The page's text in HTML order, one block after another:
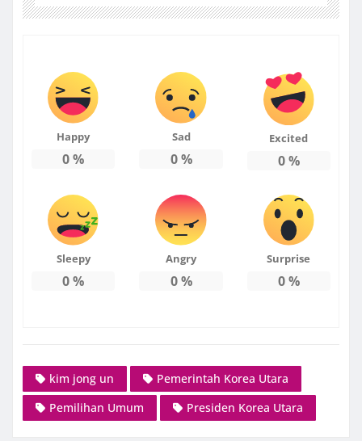
Happy
0%
Sad
0%
Excited
0%
Sleepy
0%
Angry
0%
Surprise
0%
kim jong un
Pemerintah Korea Utara
Pemilihan Umum
Presiden Korea Utara